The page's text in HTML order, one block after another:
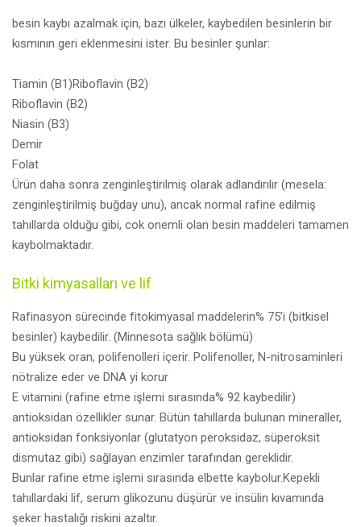
besin kaybı azalmak için, bazı ülkeler, kaybedilen besinlerin bir
kısmının geri eklenmesini ister. Bu besinler şunlar:
Tiamin (B1)Riboflavin (B2)
Riboflavin (B2)
Niasin (B3)
Demir
Folat
Ürün daha sonra zenginleştirilmiş olarak adlandırılır (mesela:
zenginleştirilmiş buğday unu), ancak normal rafine edilmiş
tahıllarda olduğu gibi, cok onemli olan besin maddeleri tamamen
kaybolmaktadır.
Bitki kimyasalları ve lif
Rafinasyon sürecinde fitokimyasal maddelerin% 75’i (bitkisel
besinler) kaybedilir. (Minnesota sağlık bölümü)
Bu yüksek oran, polifenolleri içerir. Polifenoller, N-nitrosaminleri
nötralize eder ve DNA yi korur
E vitamini (rafine etme işlemi sırasında% 92 kaybedilir)
antioksidan özellikler sunar. Bütün tahıllarda bulunan mineraller,
antioksidan fonksiyonlar (glutatyon peroksidaz, süperoksit
dismutaz gibi) sağlayan enzimler tarafından gereklidir.
Bunlar rafine etme işlemi sırasında elbette kaybolur.Kepekli
tahıllardaki lif, serum glikozunu düşürür ve insülin kıvamında
şeker hastalığı riskini azaltır.